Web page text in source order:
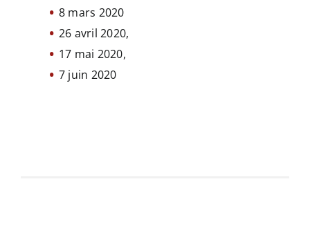
8 mars 2020
26 avril 2020,
17 mai 2020,
7 juin 2020